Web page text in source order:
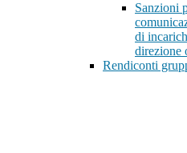
Sanzioni
di
direzione
Rendiconti